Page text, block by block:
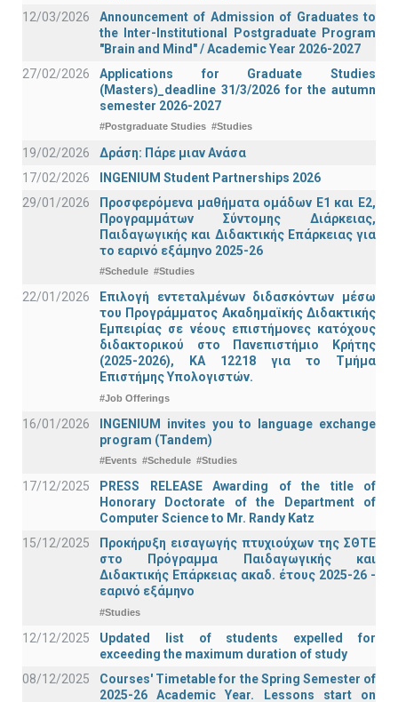
12/03/2026
Announcement of Admission of Graduates to
the Inter-Institutional Postgraduate Program
"Brain and Mind" / Academic Year 2026-2027
27/02/2026
Applications for Graduate Studies
(Masters)_deadline 31/3/2026 for the autumn
semester 2026-2027
#Postgraduate Studies #Studies
19/02/2026
Δράση: Πάρε μιαν Ανάσα
17/02/2026
INGENIUM Student Partnerships 2026
29/01/2026
Προσφερόμενα μαθήματα ομάδων Ε1 και Ε2,
Προγραμμάτων Σύντομης Διάρκειας,
Παιδαγωγικής και Διδακτικής Επάρκειας για
το εαρινό εξάμηνο 2025-26
#Schedule #Studies
22/01/2026
Επιλογή εντεταλμένων διδασκόντων μέσω
του Προγράμματος Ακαδημαϊκής Διδακτικής
Εμπειρίας σε νέους επιστήμονες κατόχους
διδακτορικού στο Πανεπιστήμιο Κρήτης
(2025-2026), ΚΑ 12218 για το Τμήμα
Επιστήμης Υπολογιστών.
#Job Offerings
16/01/2026
INGENIUM invites you to language exchange
program (Tandem)
#Events #Schedule #Studies
17/12/2025
PRESS RELEASE Awarding of the title of
Honorary Doctorate of the Department of
Computer Science to Mr. Randy Katz
15/12/2025
Προκήρυξη εισαγωγής πτυχιούχων της ΣΘΤΕ
στο Πρόγραμμα Παιδαγωγικής και
Διδακτικής Επάρκειας ακαδ. έτους 2025-26 -
εαρινό εξάμηνο
#Studies
12/12/2025
Updated list of students expelled for
exceeding the maximum duration of study
08/12/2025
Courses' Timetable for the Spring Semester of
2025-26 Academic Year. Lessons start on